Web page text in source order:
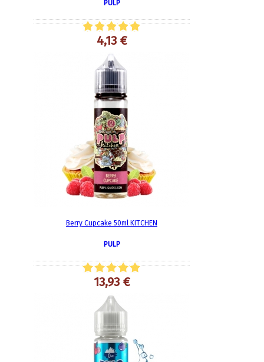
PULP
4,13 €
Berry Cupcake 50ml KITCHEN
PULP
13,93 €